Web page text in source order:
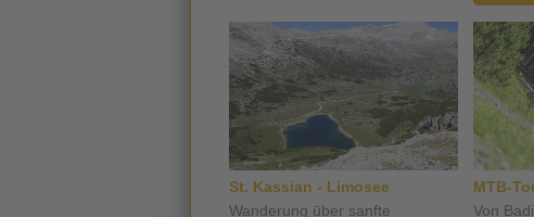
St. Kassian - Limosee
Wanderung über sanfte
MTB-
Von